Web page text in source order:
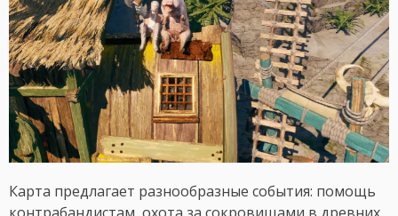
Карта предлагает разнообразные события: помощь